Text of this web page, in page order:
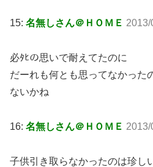
15: 名無しさん＠ＨＯＭＥ 2013/
必ﾀﾋの思いで耐えてたのに
だーれも何とも思ってなかった
ないかね
16: 名無しさん＠ＨＯＭＥ 2013/
子供引き取らなかったのは珍し